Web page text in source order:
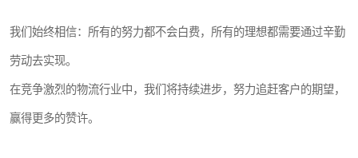
我们始终相信：所有的努力都不会白费，所有的理想都需要通过辛勤
劳动去实现。
在竞争激烈的物流行业中，我们将持续进步，努力追赶客户的期望，
赢得更多的赞许。